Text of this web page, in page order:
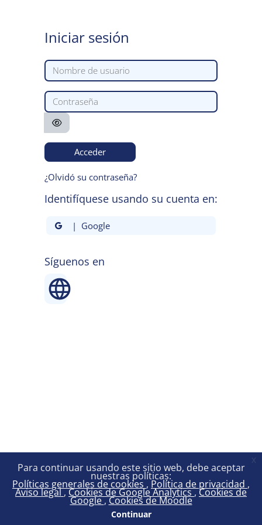
Para continuar usando este sitio web, debe aceptar
nuestras políticas:
Políticas generales de cookies Política de privacidad
Aviso legal Cookies de Google Analytics Cookies de
Google Cookies de Moodle
Continuar
x
Iniciar sesión
Nombre de usuario
Contraseña
Acceder
¿Olvidó su contraseña?
Identifíquese usando su cuenta en:
| Google
Síguenos en